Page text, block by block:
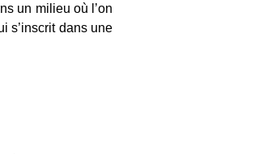
un milieu où l’on
s’inscrit dans une